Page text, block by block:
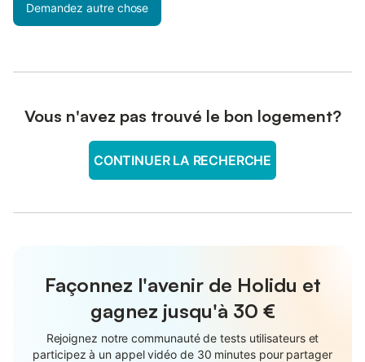
Demandez autre chose
Vous n'avez pas trouvé le bon logement?
CONTINUER LA RECHERCHE
Façonnez l'avenir de Holidu et
gagnez jusqu'à 30 €
Rejoignez notre communauté de tests utilisateurs et
participez à un appel vidéo de 30 minutes pour partager